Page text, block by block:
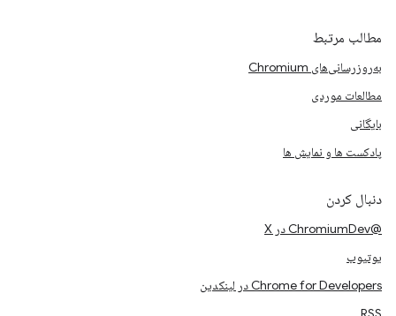
مطالب مرتبط
به‌روزرسانی‌های Chromium
مطالعات موردی
بایگانی
پادکست ها و نمایش ها
دنبال کردن
@ChromiumDev در X
یوتیوب
Chrome for Developers در لینکدین